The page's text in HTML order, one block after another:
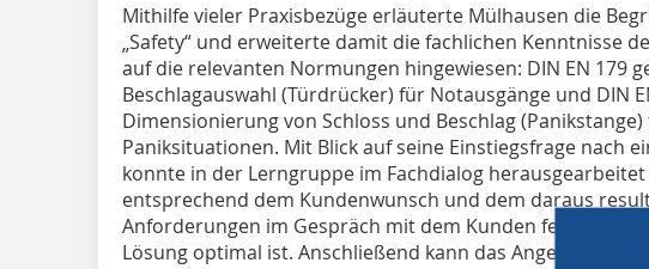
Mithilfe vieler Praxisbezüge erläuterte Mülhausen die
„Safety“ und erweiterte damit die fachlichen Kenntnisse
auf die relevanten Normungen hingewiesen: DIN EN 179
Beschlagauswahl (Türdrücker) für Notausgänge und DIN
Dimensionierung von Schloss und Beschlag
Paniksituationen. Mit Blick auf seine Einstiegsfrage nach
konnte in der Lerngruppe im Fachdialog
entsprechend dem Kundenwunsch und dem daraus
Anforderungen im Gespräch mit dem Kunden festgelegt
Lösung optimal ist. Anschließend kann das Angebot